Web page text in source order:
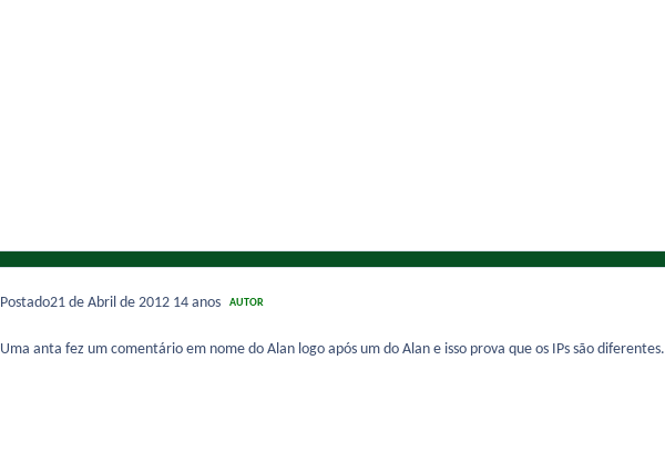
Postado21 de Abril de 2012 14 anos AUTOR
Uma anta fez um comentário em nome do Alan logo após um do Alan e isso prova que os IPs são diferentes.